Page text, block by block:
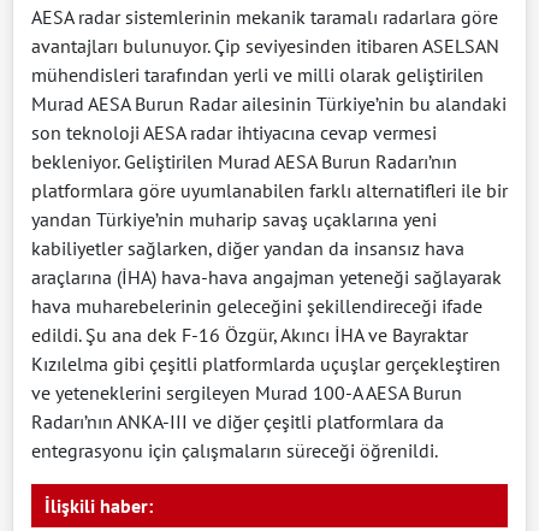
AESA radar sistemlerinin mekanik taramalı radarlara göre
avantajları bulunuyor. Çip seviyesinden itibaren ASELSAN
mühendisleri tarafından yerli ve milli olarak geliştirilen
Murad AESA Burun Radar ailesinin Türkiye’nin bu alandaki
son teknoloji AESA radar ihtiyacına cevap vermesi
bekleniyor. Geliştirilen Murad AESA Burun Radarı’nın
platformlara göre uyumlanabilen farklı alternatifleri ile bir
yandan Türkiye’nin muharip savaş uçaklarına yeni
kabiliyetler sağlarken, diğer yandan da insansız hava
araçlarına (İHA) hava-hava angajman yeteneği sağlayarak
hava muharebelerinin geleceğini şekillendireceği ifade
edildi. Şu ana dek F-16 Özgür, Akıncı İHA ve Bayraktar
Kızılelma gibi çeşitli platformlarda uçuşlar gerçekleştiren
ve yeteneklerini sergileyen Murad 100-A AESA Burun
Radarı’nın ANKA-III ve diğer çeşitli platformlara da
entegrasyonu için çalışmaların süreceği öğrenildi.
İlişkili haber: